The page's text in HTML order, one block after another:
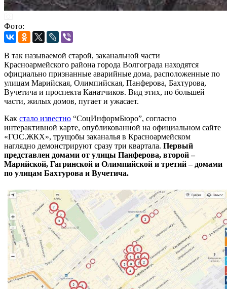
Фото:
В так называемой старой, заканальной части
Красноармейского района города Волгограда находятся
официально признанные аварийные дома, расположенные по
улицам Марийская, Олимпийская, Панферова, Бахтурова,
Вучетича и проспекта Канатчиков. Вид этих, по большей
части, жилых домов, пугает и ужасает.
Как стало известно “СоцИнформБюро”, согласно
интерактивной карте, опубликованной на официальном сайте
«ГОС.ЖКХ», трущобы заканалья в Красноармейском
наглядно демонстрируют сразу три квартала. Первый
представлен домами от улицы Панферова, второй –
Марийской, Гагринской и Олимпийской и третий – домами
по улицам Бахтурова и Вучетича.